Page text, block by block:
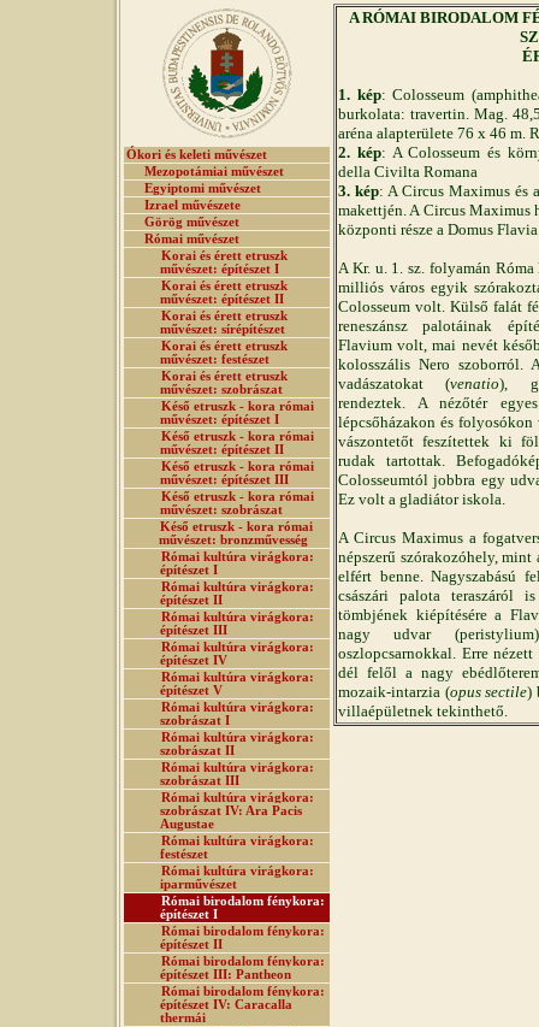
Ókori és keleti művészet
Mezopotámiai művészet
Egyiptomi művészet
Izrael művészete
Görög művészet
Római művészet
Korai és érett etruszk
művészet: építészet I
Korai és érett etruszk
művészet: építészet II
Korai és érett etruszk
művészet: sírépítészet
Korai és érett etruszk
művészet: festészet
Korai és érett etruszk
művészet: szobrászat
Késő etruszk - kora római
művészet: építészet I
Késő etruszk - kora római
művészet: építészet II
Késő etruszk - kora római
művészet: építészet III
Késő etruszk - kora római
művészet: szobrászat
Késő etruszk - kora római
művészet: bronzművesség
Római kultúra virágkora:
építészet I
Római kultúra virágkora:
építészet II
Római kultúra virágkora:
építészet III
Római kultúra virágkora:
építészet IV
Római kultúra virágkora:
építészet V
Római kultúra virágkora:
szobrászat I
Római kultúra virágkora:
szobrászat II
Római kultúra virágkora:
szobrászat III
Római kultúra virágkora:
szobrászat IV: Ara Pacis
Augustae
Római kultúra virágkora:
festészet
Római kultúra virágkora:
iparművészet
Római birodalom fénykora:
építészet I
Római birodalom fénykora:
építészet II
Római birodalom fénykora:
építészet III: Pantheon
Római birodalom fénykora:
építészet IV: Caracalla
thermái
A RÓMAI BIRODALOM
1. kép: Colosseum
burkolata: travertin. Mag.
aréna alapterülete 76 x 46 m.
2. kép: A Colosseum és
della Civilta Romana
3. kép: A Circus Maximus és
makettjén. A Circus Maximus
központi része a Domus
A Kr. u. 1. sz. folyamán
milliós város egyik
Colosseum volt. Külső falát
reneszánsz palotáinak
Flavium volt, mai nevét
kolosszális Nero szoborról.
vadászatokat (venatio),
rendeztek. A nézőtér
lépcsőházakon és
vászontetőt feszítettek ki
rudak tartottak.
Colosseumtól jobbra egy
Ez volt a gladiátor iskola.
A Circus Maximus a
népszerű szórakozóhely,
elfért benne. Nagyszabású
császári palota teraszáról
tömbjének kiépítésére a
nagy udvar
oszlopcsarnokkal. Erre
dél felől a nagy
mozaik-intarzia (opus sectile)
villaépületnek tekinthető.